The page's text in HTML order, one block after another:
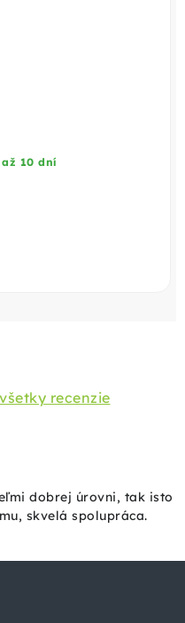
10 dní
recenzie
dobrej úrovni, tak isto
skvelá spolupráca.